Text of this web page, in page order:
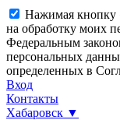
Нажимая кнопку
на обработку моих
Федеральным
персональных
определенных в
Вход
Контакты
Хабаровск ▼